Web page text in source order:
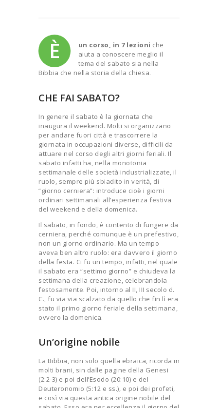
È un corso, in 7 lezioni che
aiuta a conoscere meglio il
tema del sabato sia nella
Bibbia che nella storia della chiesa.
CHE FAI SABATO?
In genere il sabato è la giornata che
inaugura il weekend. Molti si organizzano
per andare fuori città e trascorrere la
giornata in occupazioni diverse, difficili da
attuare nel corso degli altri giorni feriali. Il
sabato infatti ha, nella monotonia
settimanale delle società industrializzate, il
ruolo, sempre più sbiadito in verità, di
“giorno cerniera”: introduce cioè i giorni
ordinari settimanali all’esperienza festiva
del weekend e della domenica.
Il sabato, in fondo, è contento di fungere da
cerniera, perché comunque è un prefestivo,
non un giorno ordinario. Ma un tempo
aveva ben altro ruolo: era davvero il giorno
della festa. Ci fu un tempo, infatti, nel quale
il sabato era “settimo giorno” e chiudeva la
settimana della creazione, celebrandola
festosamente. Poi, intorno al II, III secolo d.
C., fu via via scalzato da quello che fin lì era
stato il primo giorno feriale della settimana,
ovvero la domenica.
Un’origine nobile
La Bibbia, non solo quella ebraica, ricorda in
molti brani, sin dalle pagine della Genesi
(2:2-3) e poi dell’Esodo (20:10) e del
Deuteronomio (5:12 e ss.), e poi dei profeti,
e così via questa antica origine nobile del